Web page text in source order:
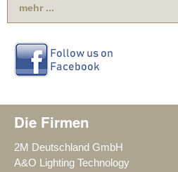
mehr ...
Die Firmen
2M Deutschland GmbH
A&O Lighting Technology